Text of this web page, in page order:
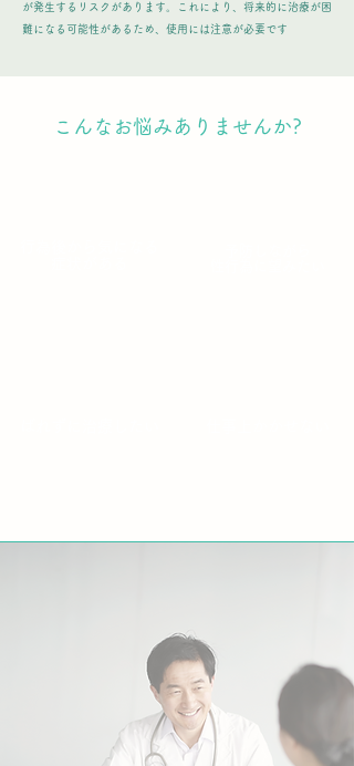
が発生するリスクがあります。これにより、将来的に治療が困
難になる可能性があるため、使用には注意が必要です
こんなお悩みありませんか?